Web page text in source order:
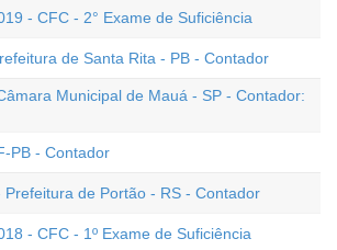
- CFC - 2° Exame de Suficiência
de Santa Rita - PB - Contador
Municipal de Mauá - SP - Contador:
PB - Contador
Prefeitura de Portão - RS - Contador
- CFC - 1º Exame de Suficiência